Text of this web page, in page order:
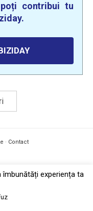
contribui tu
· Contact
experiența ta